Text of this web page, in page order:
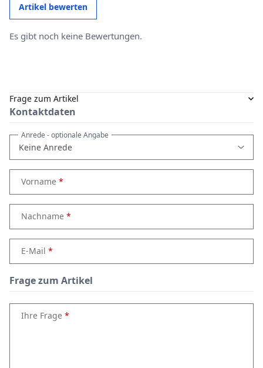
Artikel bewerten
Es gibt noch keine Bewertungen.
Frage zum Artikel
Kontaktdaten
Anrede- optionale Angabe
Vorname
Nachname
E-Mail
Frage zum Artikel
Ihre Frage